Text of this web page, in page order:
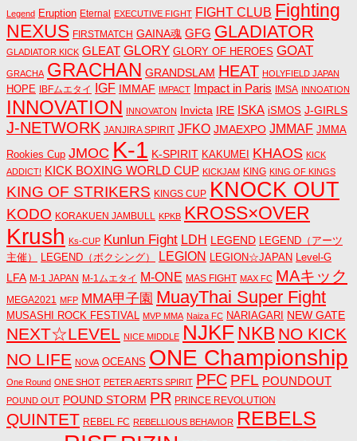
Legend Eruption Eternal EXECUTIVE FIGHT FIGHT CLUB Fighting
NEXUS FIRSTMATCH GAINA魂 GFG GLADIATOR
GLADIATOR KICK GLEAT GLORY GLORY OF HEROES GOAT
GRACHA GRACHAN GRANDSLAM HEAT HOLYFIELD JAPAN
HOPE IBFムエタイ IGF IMMAF IMPACT Impact in Paris IMSA INNOATION
INNOVATION INNOVATON Invicta IRE ISKA iSMOS J-GIRLS
J-NETWORK JANJIRA SPIRIT JFKO JMAEXPO JMMAF JMMA
Rookies Cup JMOC K-1 K-SPIRIT KAKUMEI KHAOS KICK
ADDICT! KICK BOXING WORLD CUP KICKJAM KING KING OF KINGS
KING OF STRIKERS KINGS CUP KNOCK OUT
KODO KORAKUEN JAMBULL KPKB KROSS×OVER
Krush Ks-CUP Kunlun Fight LDH LEGEND LEGEND（アーツ
主催）
LEGEND（ボクシング） LEGION LEGION☆JAPAN Level-G
LFA M-1 JAPAN M-1ムエタイ M-ONE MAS FIGHT MAX FC MAキック
MEGA2021 MFP MMA甲子園 MuayThai Super Fight
MUSASHI ROCK FESTIVAL MVP MMA Naiza FC NARIAGARI NEW GATE
NEXT☆LEVEL NICE MIDDLE NJKF NKB NO KICK
NO LIFE NOVA OCEANS ONE Championship
One Round ONE SHOT PETER AERTS SPIRIT PFC PFL POUNDOUT
POUND OUT POUND STORM PR PRINCE REVOLUTION
QUINTET REBEL FC REBELLIOUS BEHAVIOR REBELS